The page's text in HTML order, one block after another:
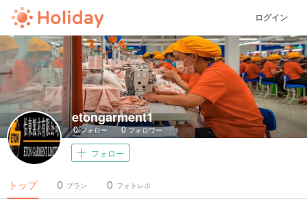
ログイン
etongarment1
0フォロー 0フォロワー
フォロー
トップ プラン
0 フォトレポ
0